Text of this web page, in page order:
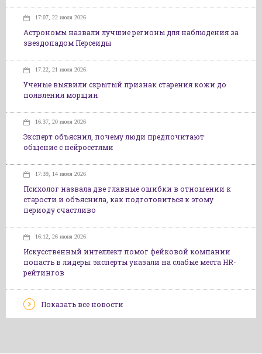
17:07, 22 июля 2026
Астрономы назвали лучшие регионы для наблюдения за
звездопадом Персеиды
17:22, 21 июля 2026
Ученые выявили скрытый признак старения кожи до
появления морщин
16:37, 20 июля 2026
Эксперт объяснил, почему люди предпочитают
общение с нейросетями
17:39, 14 июля 2026
Психолог назвала две главные ошибки в отношении к
старости и объяснила, как подготовиться к этому
периоду счастливо
16:12, 26 июня 2026
Искусственный интеллект помог фейковой компании
попасть в лидеры: эксперты указали на слабые места HR-
рейтингов
Показать все новости